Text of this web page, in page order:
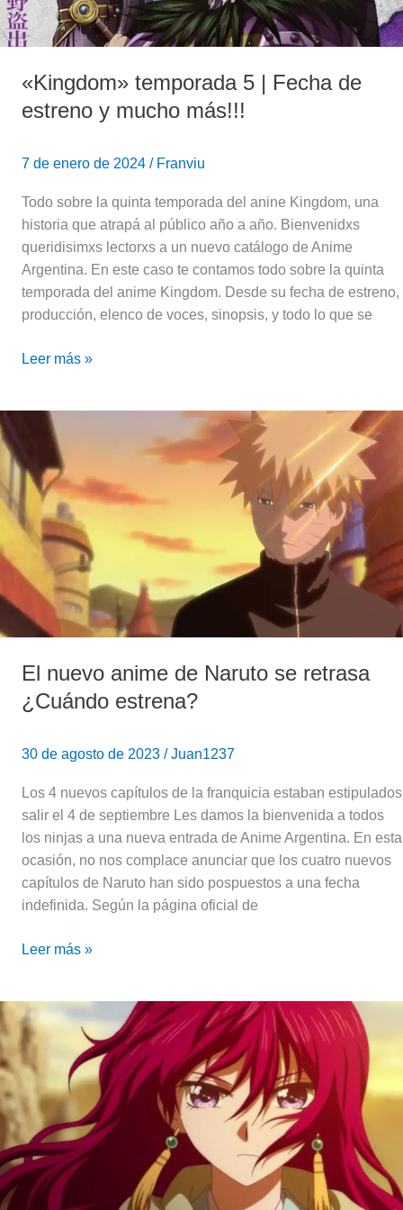
«Kingdom» temporada 5 | Fecha de
estreno y mucho más!!!
7 de enero de 2024 / Franviu
Todo sobre la quinta temporada del anine Kingdom, una
historia que atrapá al público año a año. Bienvenidxs
queridisimxs lectorxs a un nuevo catálogo de Anime
Argentina. En este caso te contamos todo sobre la quinta
temporada del anime Kingdom. Desde su fecha de estreno,
producción, elenco de voces, sinopsis, y todo lo que se
Leer más »
El nuevo anime de Naruto se retrasa
¿Cuándo estrena?
30 de agosto de 2023 /Juan1237
Los 4 nuevos capítulos de la franquicia estaban estipulados
salir el 4 de septiembre Les damos la bienvenida a todos
los ninjas a una nueva entrada de Anime Argentina. En esta
ocasión, no nos complace anunciar que los cuatro nuevos
capítulos de Naruto han sido pospuestos a una fecha
indefinida. Según la página oficial de
nuevo
anime
de
Naruto
se
retrasa
¿Cuándo
estrena?
Leer más »
Reseña
de
Akatsuki
no
Yona
(2014-
2015)